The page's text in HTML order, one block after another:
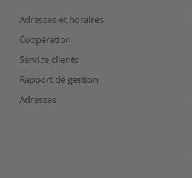
Adresses et horaires
Coopération
Service clients
Rapport de gestion
Adresses